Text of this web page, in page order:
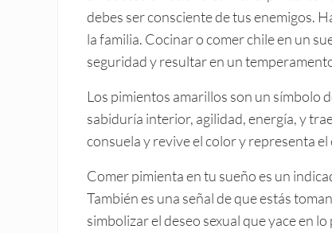
debes ser consciente de tus enemigos.
la familia. Cocinar o comer chile en un
seguridad y resultar en un
Los pimientos amarillos son un símbolo
sabiduría interior, agilidad, energía, y
consuela y revive el color y representa
Comer pimienta en tu sueño es un
También es una señal de que estás
simbolizar el deseo sexual que yace en